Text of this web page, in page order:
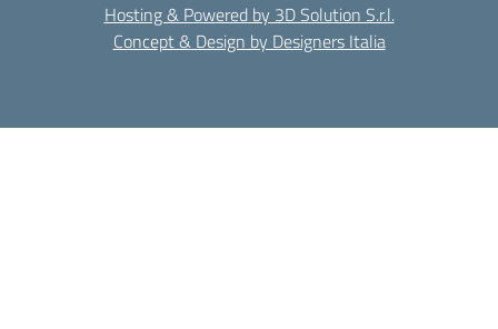
Hosting & Powered by 3D Solution S.r.l.
Concept & Design by Designers Italia